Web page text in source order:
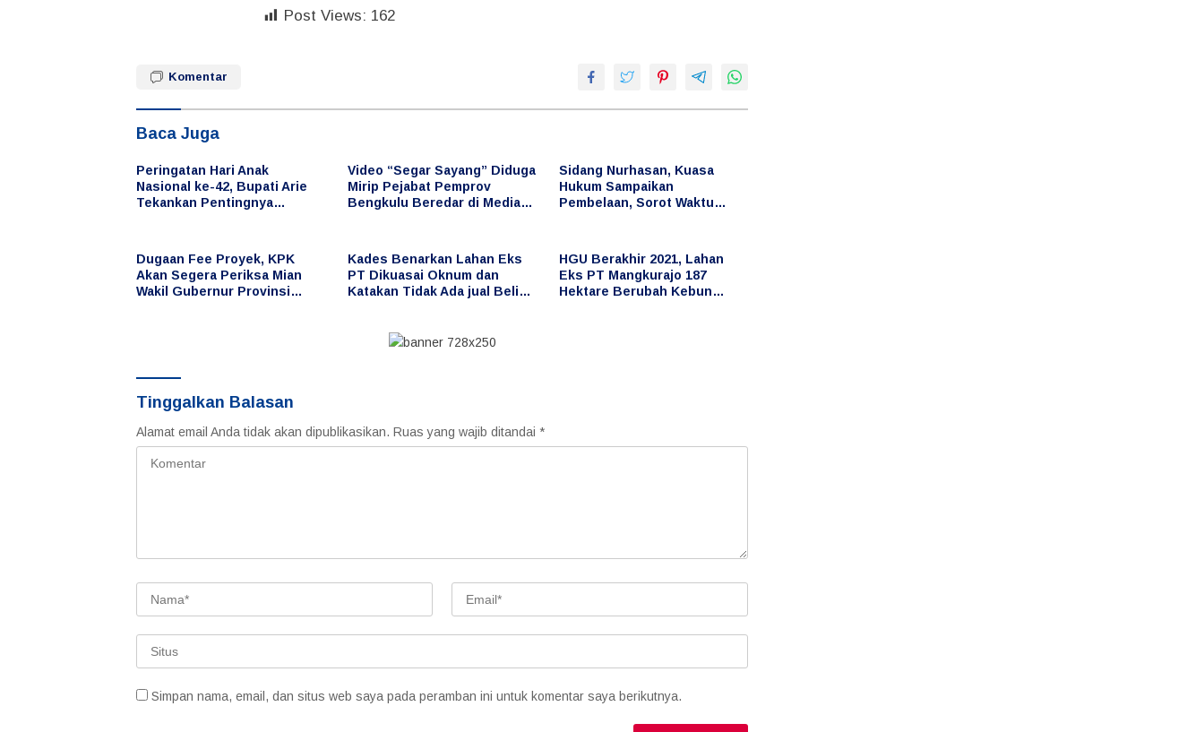
Post Views: 162
Komentar
Baca Juga
Peringatan Hari Anak
Nasional ke-42, Bupati Arie
Tekankan Pentingnya
Video “Segar Sayang” Diduga
Mirip Pejabat Pemprov
Bengkulu Beredar di Media
Sidang Nurhasan, Kuasa
Hukum Sampaikan
Pembelaan, Sorot Waktu
Dugaan Fee Proyek, KPK
Akan Segera Periksa Mian
Wakil Gubernur Provinsi
Kades Benarkan Lahan Eks
PT Dikuasai Oknum dan
Katakan Tidak Ada jual Beli
HGU Berakhir 2021, Lahan
Eks PT Mangkurajo 187
Hektare Berubah Kebun
Tinggalkan Balasan
Alamat email Anda tidak akan dipublikasikan. Ruas yang wajib ditandai *
Simpan nama, email, dan situs web saya pada peramban ini untuk komentar saya berikutnya.